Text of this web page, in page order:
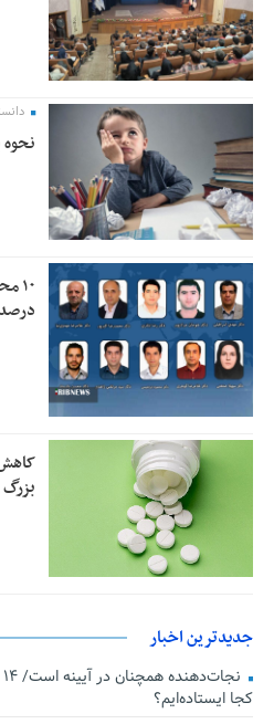
جدیدترین اخبار
کجا ایستاده‌ایم؟